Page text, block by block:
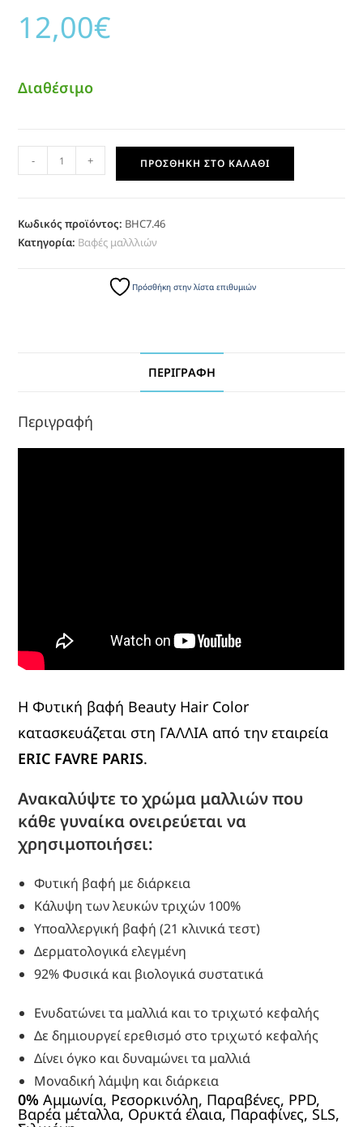
12,00€
Διαθέσιμο
- + ΠΡΟΣΘΉΚΗ ΣΤΟ ΚΑΛΆΘΙ
Κωδικός προϊόντος: BHC7.46
Κατηγορία: Βαφές μαλλλιών
Πρόσθήκη στην λίστα επιθυμιών
ΠΕΡΙΓΡΑΦΉ
Περιγραφή
Η Φυτική βαφή Beauty Hair Color
κατασκευάζεται στη ΓΑΛΛΙΑ από την εταιρεία
ERIC FAVRE PARIS.
Ανακαλύψτε το χρώμα μαλλιών που
κάθε γυναίκα ονειρεύεται να
χρησιμοποιήσει:
Φυτική βαφή με διάρκεια
Κάλυψη των λευκών τριχών 100%
Υποαλλεργική βαφή (21 κλινικά τεστ)
Δερματολογικά ελεγμένη
92% Φυσικά και βιολογικά συστατικά
Ενυδατώνει τα μαλλιά και το τριχωτό κεφαλής
Δε δημιουργεί ερεθισμό στο τριχωτό κεφαλής
Δίνει όγκο και δυναμώνει τα μαλλιά
Μοναδική λάμψη και διάρκεια
0% Αμμωνία, Ρεσορκινόλη, Παραβένες, PPD,
Βαρέα μέταλλα, Ορυκτά έλαια, Παραφίνες, SLS,